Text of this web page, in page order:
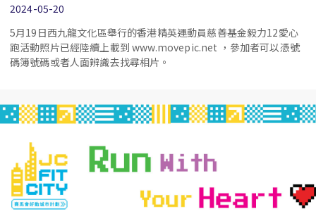
2024-05-20
5月19日西九龍文化區舉行的香港精英運動員慈善基金毅力12愛心
跑活動照片已經陸續上載到 www.movepic.net ，參加者可以憑號
碼簿號碼或者人面辨識去找尋相片。